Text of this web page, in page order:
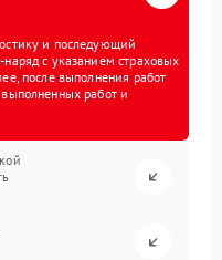
и последующий
с указанием страховых
после выполнения работ
работ и